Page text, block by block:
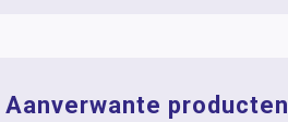
Aanverwante producten